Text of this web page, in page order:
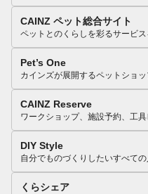
CAINZ ペット総合サイト
ペットとのくらしを彩るサービ
Pet’s One
カインズが展開するペットショ
CAINZ Reserve
ワークショップ、施設予約、工
DIY Style
自分でものづくりしたいすべての
くらシェア